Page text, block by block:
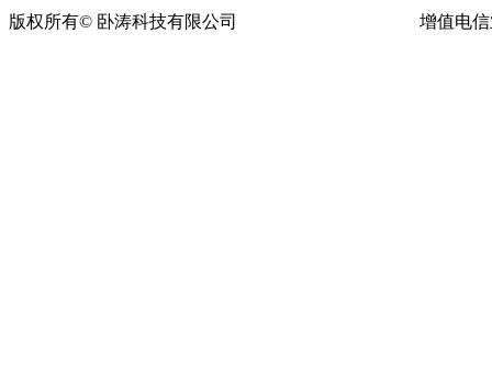
版权所有© 卧涛科技有限公司 增值电